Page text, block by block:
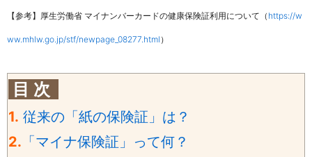
【参考】厚生労働省 マイナンバーカードの健康保険証利用について（ https://w
ww.mhlw.go.jp/stf/newpage_08277.html ）
目 次
1. 従来の「紙の保険証」は？
2. 「マイナ保険証」って何？